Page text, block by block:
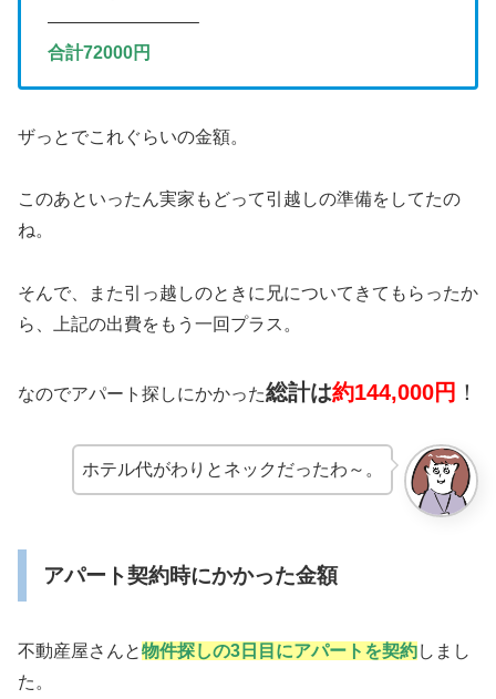
————————–
合計72000円
ザっとでこれぐらいの金額。
このあといったん実家もどって引越しの準備をしてたの
ね。
そんで、また引っ越しのときに兄についてきてもらったか
ら、上記の出費をもう一回プラス。
なのでアパート探しにかかった総計は約144,000円 ！
ホテル代がわりとネックだったわ～。
アパート契約時にかかった金額
不動産屋さんと物件探しの3日目にアパートを契約しまし
た。